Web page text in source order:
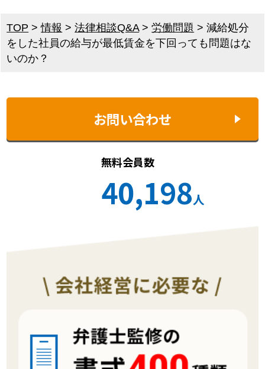
TOP >情報 >法律相談Q&A>労働問題 >減給処分
をした社員の給与が最低賃金を下回っても問題はな
いのか？
お問い合わせ
無料会員数
40,198人